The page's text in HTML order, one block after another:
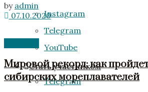
Telegram
Стать участником
Instagram
YouTube
Telegram
by admin
07.10.2020
Мировой рекорд: как
сибирских мореплавателей